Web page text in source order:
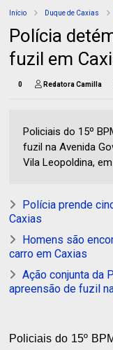
Início Duque de Caxias
Polícia
fuzil em
0 Redatora Camilla
Policiais do 15º
fuzil na Avenida
Vila Leopoldina,
Polícia prende
Caxias
Homens são
carro em Caxias
Ação conjunta da
apreensão de fuzil
Policiais do 15º